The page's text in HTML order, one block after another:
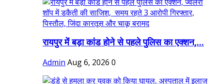
रायपुर में बड़ा कांड होने से पहले पुलिस का एक्शन,...
Admin Aug 6, 2026 0